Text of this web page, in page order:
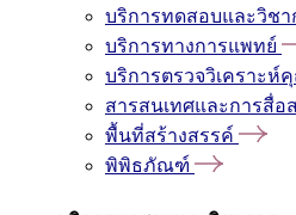
บริการทดสอบและวิชา
บริการทางการแพทย์
บริการตรวจวิเคราะห์
สารสนเทศและการสื่อ
พื้นที่สร้างสรรค์
พิพิธภัณฑ์